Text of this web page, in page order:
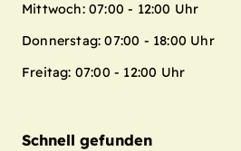
Mittwoch: 07:00 - 12:00 Uhr
Donnerstag: 07:00 - 18:00 Uhr
Freitag: 07:00 - 12:00 Uhr
Schnell gefunden